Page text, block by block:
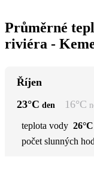
Průměrné
riviéra -
Říjen
23°C den 16°C
teplota vody 26°C
počet slunných